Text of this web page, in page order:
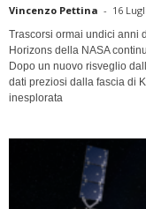
Vincenzo Pettina - 16
Trascorsi ormai undici anni
Horizons della NASA
Dopo un nuovo risveglio
dati preziosi dalla fascia di
inesplorata